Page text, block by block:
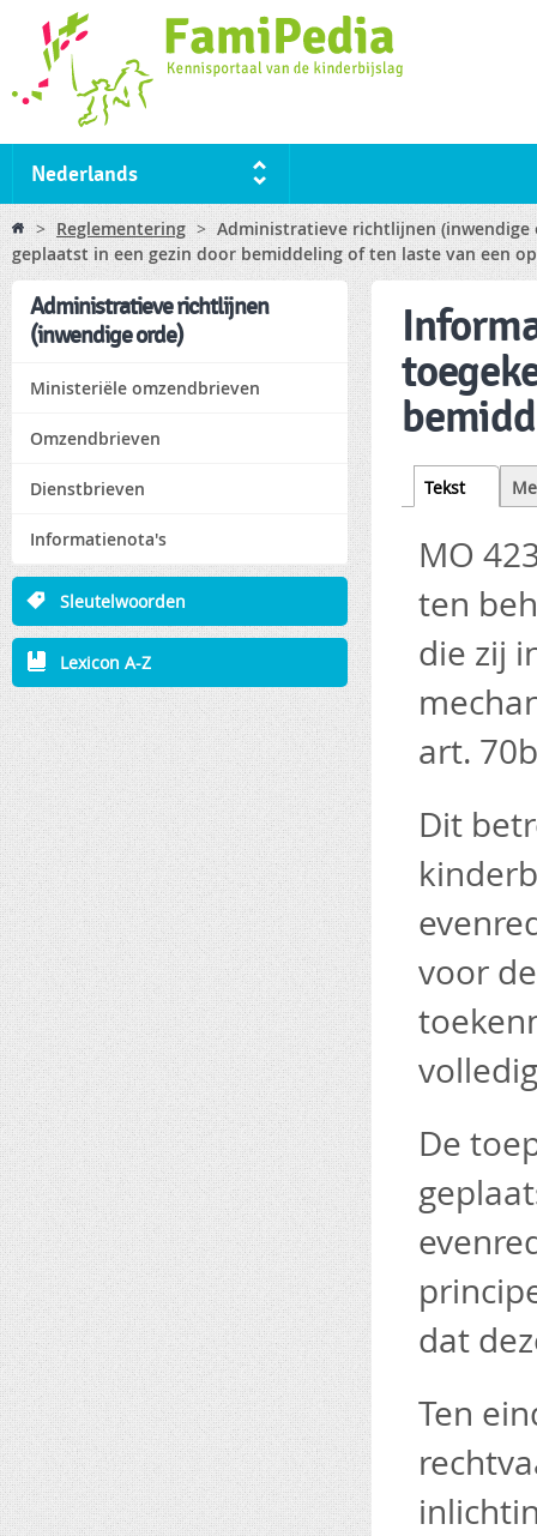
Nederlands
You are here
> Reglementering > Administratieve richtlijnen (inwendige
geplaatst in een gezin door bemiddeling of ten laste van een
Administratieve richtlijnen
(inwendige orde)
Ministeriële omzendbrieven
Omzendbrieven
Dienstbrieven
Informatienota's
Sleutelwoorden
Lexicon A-Z
Tabs
Tekst(active
MO
ten
die zij
art.
Dit
voor
De
dat
Ten